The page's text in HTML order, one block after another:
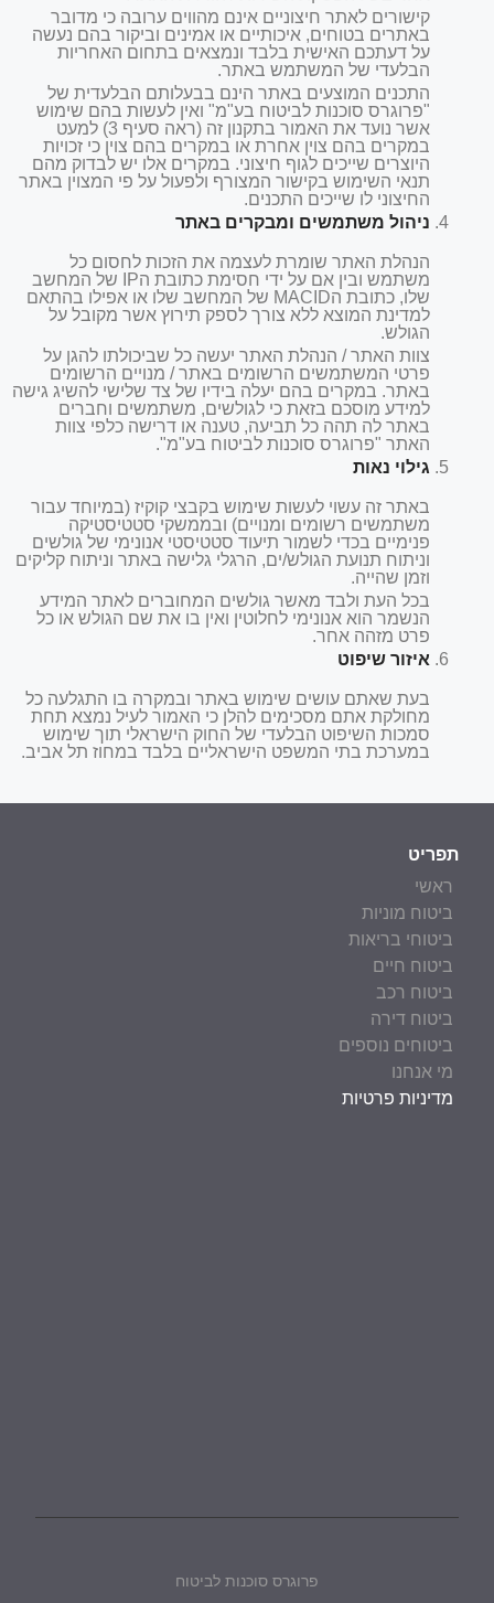
קישורים לאתר חיצוניים אינם מהווים ערובה כי מדובר
באתרים בטוחים, איכותיים או אמינים וביקור בהם נעשה
על דעתכם האישית בלבד ונמצאים בתחום האחריות
הבלעדי של המשתמש באתר.
התכנים המוצעים באתר הינם בבעלותם הבלעדית של
"פרוגרס סוכנות לביטוח בע"מ" ואין לעשות בהם שימוש
אשר נועד את האמור בתקנון זה (ראה סעיף 3) למעט
במקרים בהם צוין אחרת או במקרים בהם צוין כי זכויות
היוצרים שייכים לגוף חיצוני. במקרים אלו יש לבדוק מהם
תנאי השימוש בקישור המצורף ולפעול על פי המצוין באתר
החיצוני לו שייכים התכנים.
ניהול משתמשים ומבקרים באתר
הנהלת האתר שומרת לעצמה את הזכות לחסום כל
משתמש ובין אם על ידי חסימת כתובת הIP של המחשב
שלו, כתובת הMACID של המחשב שלו או אפילו בהתאם
למדינת המוצא ללא צורך לספק תירוץ אשר מקובל על
הגולש.
צוות האתר / הנהלת האתר יעשה כל שביכולתו להגן על
פרטי המשתמשים הרשומים באתר / מנויים הרשומים
באתר. במקרים בהם יעלה בידיו של צד שלישי להשיג גישה
למידע מוסכם בזאת כי לגולשים, משתמשים וחברים
באתר לה תהה כל תביעה, טענה או דרישה כלפי צוות
האתר "פרוגרס סוכנות לביטוח בע"מ".
גילוי נאות
באתר זה עשוי לעשות שימוש בקבצי קוקיז (במיוחד עבור
משתמשים רשומים ומנויים) ובממשקי סטטיסטיקה
פנימיים בכדי לשמור תיעוד סטטיסטי אנונימי של גולשים
וניתוח תנועת הגולש/ים, הרגלי גלישה באתר וניתוח קליקים
וזמן שהייה.
בכל העת ולבד מאשר גולשים המחוברים לאתר המידע
הנשמר הוא אנונימי לחלוטין ואין בו את שם הגולש או כל
פרט מזהה אחר.
איזור שיפוט
בעת שאתם עושים שימוש באתר ובמקרה בו התגלעה כל
מחולקת אתם מסכימים להלן כי האמור לעיל נמצא תחת
סמכות השיפוט הבלעדי של החוק הישראלי תוך שימוש
במערכת בתי המשפט הישראליים בלבד במחוז תל אביב.
תפריט
ראשי
ביטוח מוניות
ביטוחי בריאות
ביטוח חיים
ביטוח רכב
ביטוח דירה
ביטוחים נוספים
מי אנחנו
מדיניות פרטיות
פרוגרס סוכנות לביטוח